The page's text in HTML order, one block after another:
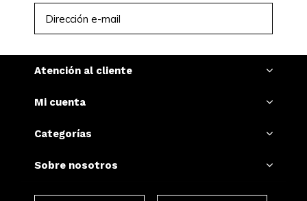
Atención al cliente
Mi cuenta
Categorías
Sobre nosotros